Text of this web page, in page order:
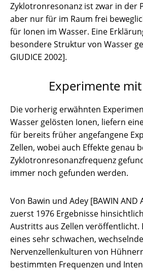
Zyklotronresonanz ist zwar in der
aber nur für im Raum frei
für Ionen im Wasser. Eine
besondere Struktur von Wasser
GIUDICE 2002].
Experimente
Die vorherig erwähnten
Wasser gelösten Ionen, liefern
für bereits früher angefangene
Zellen, wobei auch Effekte genau
Zyklotronresonanzfrequenz
immer noch gefunden werden.
Von Bawin und Adey [BAWIN AND
zuerst 1976 Ergebnisse
Austritts aus Zellen veröffentlicht.
eines sehr schwachen,
Nervenzellenkulturen von
bestimmten Frequenzen und